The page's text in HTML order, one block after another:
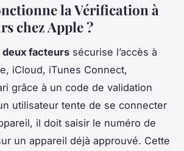
laVérification à
chez Apple ?
facteurs sécurise l’accès à
iCloud, iTunes Connect,
grâce à un code de validation
utilisateur tente de se connecter
il doit saisir le numéro de
un appareil déjà approuvé. Cette